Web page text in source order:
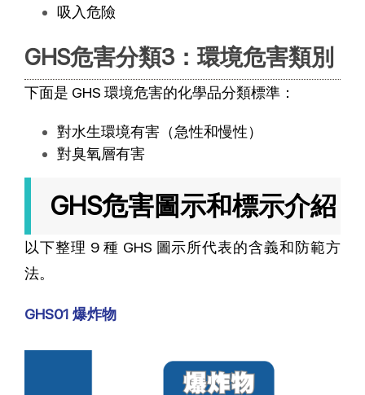
吸入危險
GHS危害分類3：環境危害類別
下面是 GHS 環境危害的化學品分類標準：
對水生環境有害（急性和慢性）
對臭氧層有害
GHS危害圖示和標示介紹
以下整理 9 種 GHS 圖示所代表的含義和防範方
法。
GHS01 爆炸物